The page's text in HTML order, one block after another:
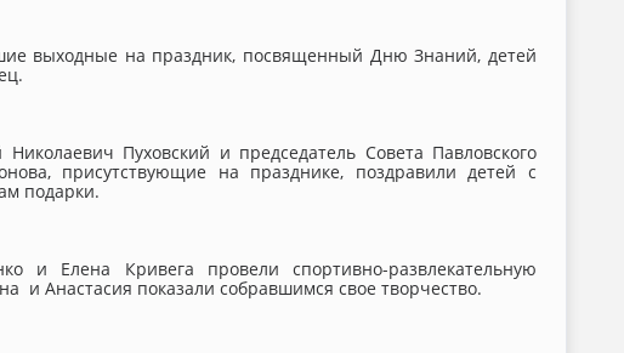
выходные на праздник, посвященный Дню Знаний, детей
Пуховский и председатель Совета Павловского
присутствующие на празднике, поздравили детей с
подарки.
и Елена Кривега провели спортивно-развлекательную
Анастасия показали собравшимся свое творчество.